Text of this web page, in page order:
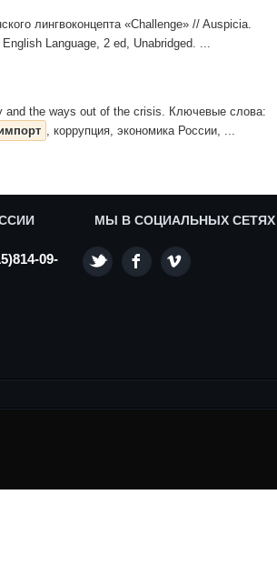
лингвоконцепта «Challenge» // Auspicia.
Language, 2 ed, Unabridged. ...
and the ways out of the crisis. Ключевые слова:
, коррупция, экономика России, ...
09-
МЫ В СОЦИАЛЬНЫХ СЕТЯХ